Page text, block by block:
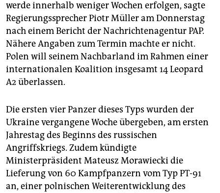
werde innerhalb weniger Wochen erfolgen, sagte
Regierungssprecher Piotr Müller am Donnerstag
nach einem Bericht der Nachrichtenagentur PAP.
Nähere Angaben zum Termin machte er nicht.
Polen will seinem Nachbarland im Rahmen einer
internationalen Koalition insgesamt 14 Leopard
A2 überlassen.
Die ersten vier Panzer dieses Typs wurden der
Ukraine vergangene Woche übergeben, am ersten
Jahrestag des Beginns des russischen
Angriffskriegs. Zudem kündigte
Ministerpräsident Mateusz Morawiecki die
Lieferung von 60 Kampfpanzern vom Typ PT-91
an, einer polnischen Weiterentwicklung des